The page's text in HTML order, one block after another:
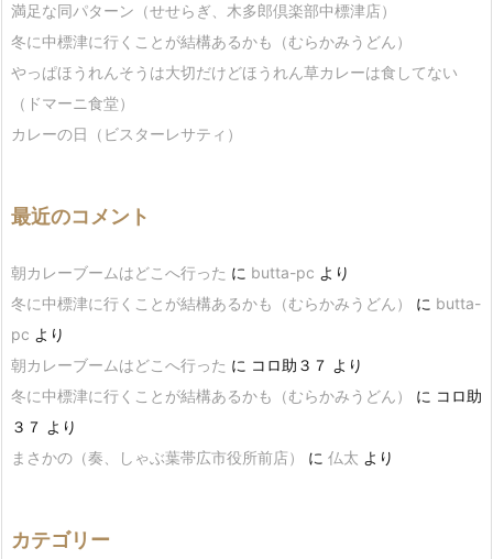
満足な同パターン（せせらぎ、木多郎倶楽部中標津店）
冬に中標津に行くことが結構あるかも（むらかみうどん）
やっぱほうれんそうは大切だけどほうれん草カレーは食してない
（ドマーニ食堂）
カレーの日（ビスターレサティ）
最近のコメント
朝カレーブームはどこへ行った に butta-pc より
冬に中標津に行くことが結構あるかも（むらかみうどん）
に butta-
pc より
朝カレーブームはどこへ行った に コロ助３７ より
冬に中標津に行くことが結構あるかも（むらかみうどん）
に コロ助
３７ より
まさかの（奏、しゃぶ葉帯広市役所前店）
に 仏太 より
カテゴリー